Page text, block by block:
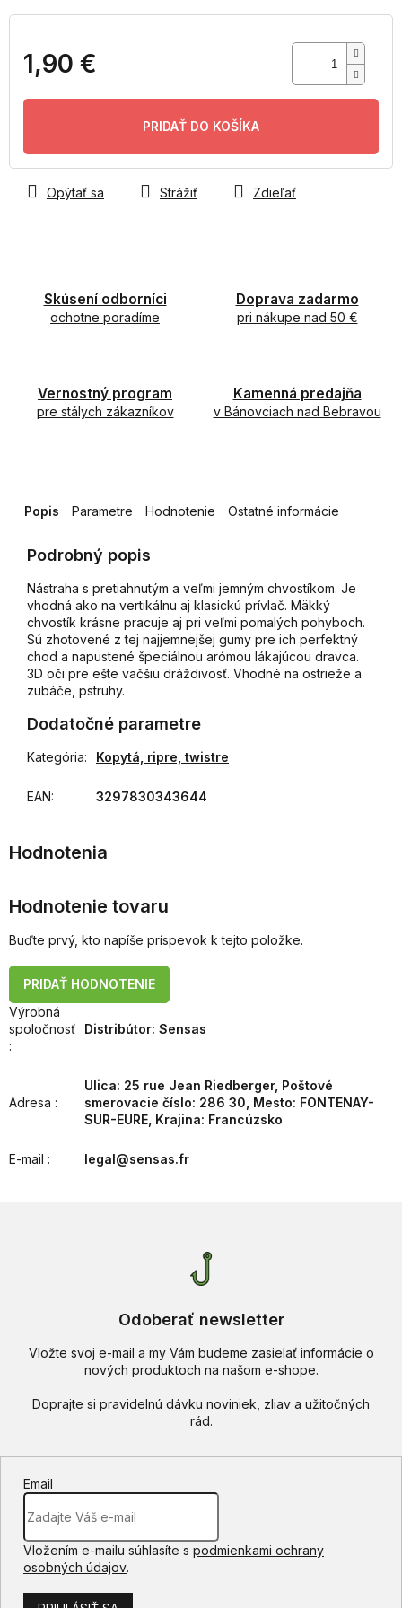
1,90 €
PRIDAŤ DO KOŠÍKA
Skúsení odborníci
ochotne poradíme
Doprava zadarmo
pri nákupe nad 50 €
Vernostný program
pre stálych zákazníkov
Kamenná predajňa
v Bánovciach nad Bebravou
Opýtať sa Strážiť Zdieľať
Popis Parametre Hodnotenie Ostatné informácie
Podrobný popis
Nástraha s pretiahnutým a veľmi jemným chvostíkom. Je
vhodná ako na vertikálnu aj klasickú prívlač. Mäkký
chvostík krásne pracuje aj pri veľmi pomalých pohyboch.
Sú zhotovené z tej najjemnejšej gumy pre ich perfektný
chod a napustené špeciálnou arómou lákajúcou dravca.
3D oči pre ešte väčšiu dráždivosť. Vhodné na ostrieže a
zubáče, pstruhy.
Dodatočné parametre
Kategória: Kopytá, ripre, twistre
EAN: 3297830343644
Hodnotenie tovaru
Buďte prvý, kto napíše príspevok k tejto položke.
PRIDAŤ HODNOTENIE
Výrobná
spoločnosť
:
Distribútor: Sensas
Adresa :
Ulica: 25 rue Jean Riedberger, Poštové
smerovacie číslo: 286 30, Mesto: FONTENAY-
SUR-EURE, Krajina: Francúzsko
E-mail : legal@sensas.fr
Odoberať newsletter
Vložte svoj e-mail a my Vám budeme zasielať informácie o
nových produktoch na našom e-shope.
Email
Vložením e-mailu súhlasíte s podmienkami ochrany
osobných údajov.